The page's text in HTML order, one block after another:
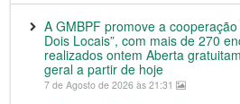
A GMBPF promove a
Dois Locais”, com mais de 270
realizados ontem Aberta
geral a partir de hoje
7 de Agosto de 2026 às 21:31